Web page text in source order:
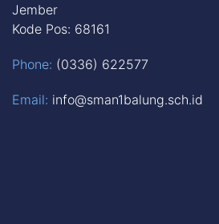
Jember
Kode Pos: 68161
Phone: (0336) 622577
Email: info@sman1balung.sch.id